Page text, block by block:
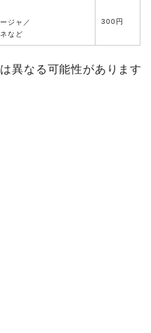
ジャ／
など
300円
異なる可能性がありま